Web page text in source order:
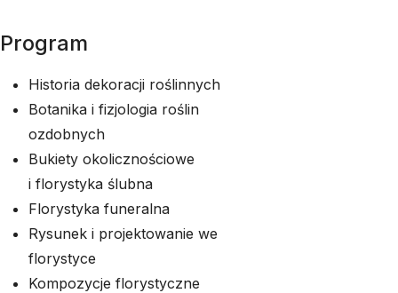
Program
Historia dekoracji roślinnych
Botanika i fizjologia roślin
ozdobnych
Bukiety okolicznościowe
i florystyka ślubna
Florystyka funeralna
Rysunek i projektowanie we
florystyce
Kompozycje florystyczne